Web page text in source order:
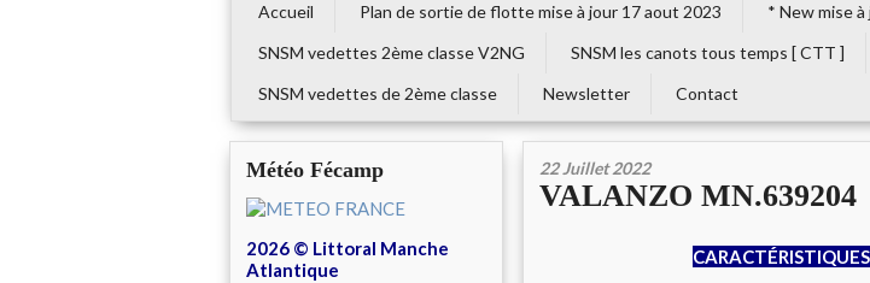
Accueil Plan de sortie de flotte mise à jour 17 aout 2023
* New mise
SNSM vedettes 2ème classe V2NG
SNSM les canots tous temps [ CTT ]
SNSM vedettes de 2ème classe
Newsletter Contact
Météo Fécamp
2026 © Littoral Manche
Atlantique
22 Juillet 2022
VALANZO MN.639204